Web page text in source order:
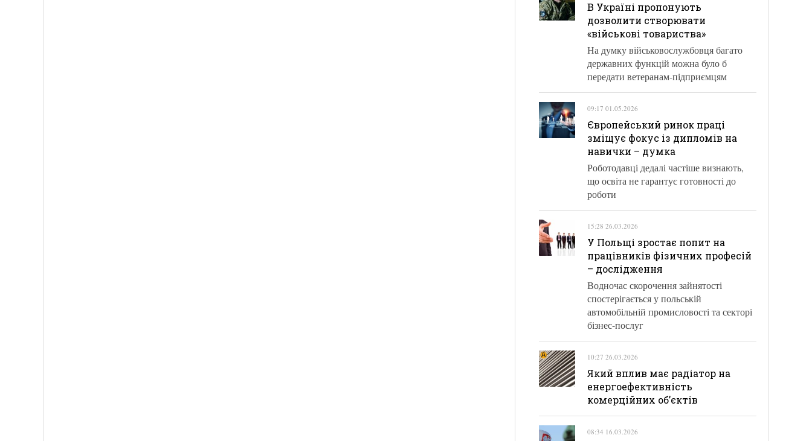
В Україні пропонують
дозволити створювати
«військові товариства»
На думку військовослужбовця багато
державних функцій можна було б
передати ветеранам-підприємцям
09:17 01.05.2026
Європейський ринок праці
зміщує фокус із дипломів на
навички – думка
Роботодавці дедалі частіше визнають,
що освіта не гарантує готовності до
роботи
15:28 26.03.2026
У Польщі зростає попит на
працівників фізичних професій
– дослідження
Водночас скорочення зайнятості
спостерігається у польській
автомобільній промисловості та секторі
бізнес-послуг
10:27 26.03.2026
Який вплив має радіатор на
енергоефективність
комерційних об’єктів
08:34 16.03.2026